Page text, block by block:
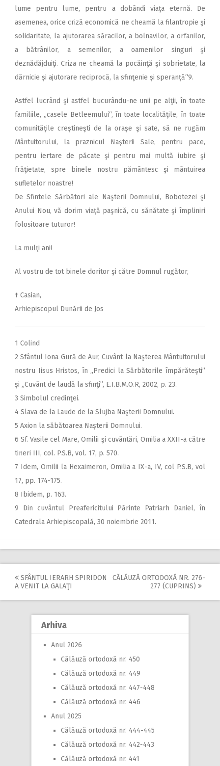
lume pentru lume, pentru a dobândi viaţa eternă. De
asemenea, orice criză economică ne cheamă la filantropie şi
solidaritate, la ajutorarea săracilor, a bolnavilor, a orfanilor,
a bătrânilor, a semenilor, a oamenilor singuri şi
deznădăjduiţi. Criza ne cheamă la pocăinţă şi sobrietate, la
dărnicie şi ajutorare reciprocă, la sfinţenie şi speranţă“9.
Astfel lucrând şi astfel bucurându-ne unii pe alţii, în toate
familiile, ,,casele Betleemului“, în toate localităţile, în toate
comunităţile creştineşti de la oraşe şi sate, să ne rugăm
Mântuitorului, la praznicul Naşterii Sale, pentru pace,
pentru iertare de păcate şi pentru mai multă iubire şi
frăţietate, spre binele nostru pământesc şi mântuirea
sufletelor noastre!
De Sfintele Sărbători ale Naşterii Domnului, Bobotezei şi
Anului Nou, vă dorim viaţă paşnică, cu sănătate şi împliniri
folositoare tuturor!
La mulţi ani!
Al vostru de tot binele doritor şi către Domnul rugător,
† Casian,
Arhiepiscopul Dunării de Jos
1 Colind
2 Sfântul Iona Gură de Aur, Cuvânt la Naşterea Mântuitorului
nostru Iisus Hristos, în ,,Predici la Sărbătorile împărăteşti”
şi ,,Cuvânt de laudă la sfinţi”, E.I.B.M.O.R, 2002, p. 23.
3 Simbolul credinţei.
4 Slava de la Laude de la Slujba Naşterii Domnului.
5 Axion la săbătoarea Naşterii Domnului.
6 Sf. Vasile cel Mare, Omilii şi cuvântări, Omilia a XXII-a către
tineri III, col. P.S.B, vol. 17, p. 570.
7 Idem, Omilii la Hexaimeron, Omilia a IX-a, IV, col P.S.B, vol
17, pp. 174-175.
8 Ibidem, p. 163.
9 Din cuvântul Preafericitului Părinte Patriarh Daniel, în
Catedrala Arhiepiscopală, 30 noiembrie 2011.
Post
navigation
SFÂNTUL IERARH SPIRIDON
A VENIT LA GALAŢI
CĂLĂUZĂ ORTODOXĂ NR. 276-
277 (CUPRINS)
Arhiva
Anul 2026
Călăuză ortodoxă nr. 450
Călăuză ortodoxă nr. 449
Călăuză ortodoxă nr. 447-448
Călăuză ortodoxă nr. 446
Anul 2025
Călăuză ortodoxă nr. 444-445
Călăuză ortodoxă nr. 442-443
Călăuză ortodoxă nr. 441